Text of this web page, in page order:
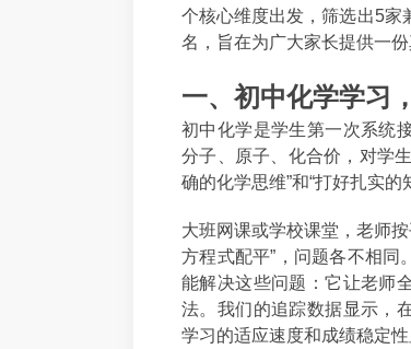
个核心维度出发，筛选出5家
名，旨在为广大家长提供一份
一、初中化学学习
初中化学是学生第一次系统
分子、原子、化合价，对学
确的化学思维”和“打好扎实的
大班网课或学校课堂，老师
方程式配平”，问题各不相
能解决这些问题：它让老师
法。我们的追踪数据显示，
学习的适应速度和成绩稳定性